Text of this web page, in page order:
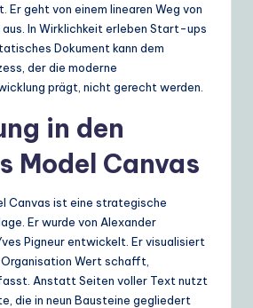
Er geht von einem linearen Weg von
aus. In Wirklichkeit erleben Start-ups
Dokument kann dem
der die moderne
prägt, nicht gerecht werden.
in den
Model Canvas
Canvas ist eine strategische
Er wurde von Alexander
Pigneur entwickelt. Er visualisiert
Wert schafft,
Anstatt Seiten voller Text nutzt
die in neun Bausteine gegliedert